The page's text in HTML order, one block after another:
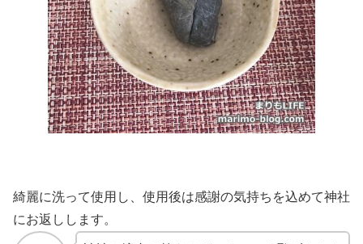
綺麗に洗って使用し、使用後は感謝の気持ちを込めて神社
にお返しします。